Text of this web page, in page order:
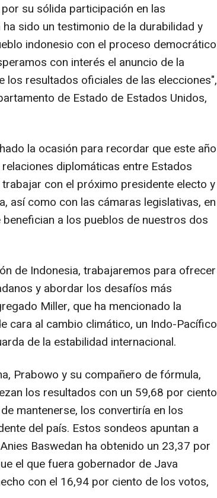
su sólida participación en las
sido un testimonio de la durabilidad y
indonesio con el proceso democrático
con interés el anuncio de la
los resultados oficiales de las elecciones",
de Estado de Estados Unidos,
la ocasión para recordar que este año
diplomáticas entre Estados
con el próximo presidente electo y
así como con las cámaras legislativas, en
a los pueblos de nuestros dos
de Indonesia, trabajaremos para ofrecer
y abordar los desafíos más
Miller, que ha mencionado la
cara al cambio climático, un Indo-Pacífico
de la estabilidad internacional.
Prabowo y su compañero de fórmula,
los resultados con un 59,68 por ciento
mantenerse, los convertiría en los
del país. Estos sondeos apuntan a
Baswedan ha obtenido un 23,37 por
el que fuera gobernador de Java
con el 16,94 por ciento de los votos,